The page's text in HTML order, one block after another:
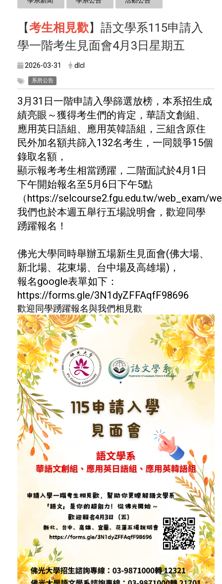
【考生相 見歡】語文學系115申請入
學一階考生見面會4月3日星期五
2026-03-31 dlcl
系所公告
3月31日一階申請入學篩選放榜，本系招生成
績亮眼～獲得考生們的肯定，華語文創組、
應用英日語組、應用英韓語組，三組含原住
民外加名額共篩入132名考生，一同競爭15個
錄取名額，
顯示報考考生相當踴躍，二階面試於4月1日
下午開始報名至5月6日下午5點
（https://selcourse2.fgu.edu.tw/web_exam/
我們也於本週五舉行五場說明會，歡迎同學
踴躍報名！
佛光大學同時舉辦五場新生見面會(佛大場、
新北場、花東場、台中場及高雄場)，
報名google表單如下：
https://forms.gle/3N1dyZFFAqfF98696
歡迎同學踴躍報名與我們相見歡